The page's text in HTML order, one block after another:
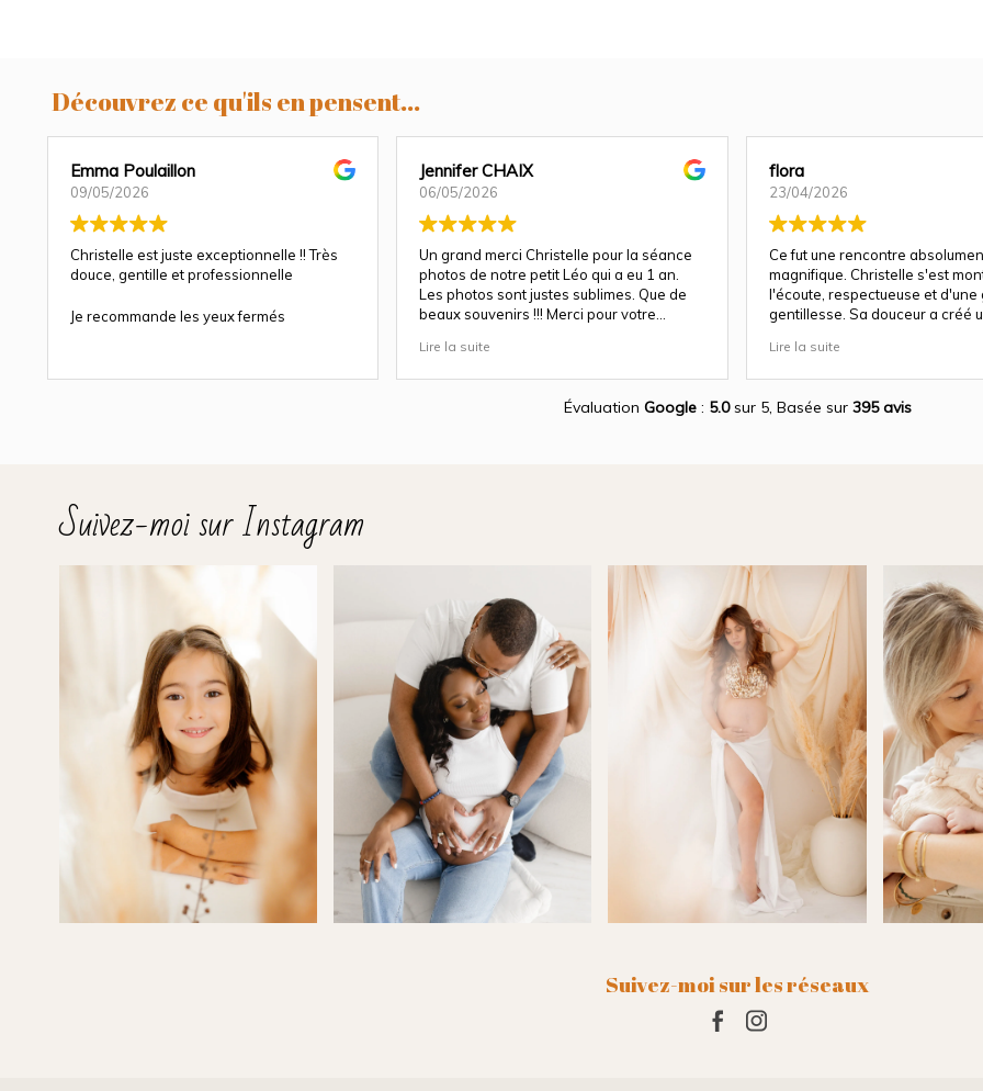
Découvrez ce qu'ils en pensent...
Emma Poulaillon
09/05/2026
Christelle est juste exceptionnelle !! Très
douce, gentille et professionnelle
Je recommande les yeux fermés
Jennifer CHAIX
06/05/2026
Un grand merci Christelle pour la séance
photos de notre petit Léo qui a eu 1 an.
Les photos sont justes sublimes. Que de
beaux souvenirs !!! Merci pour votre
Lire la suite
flora
23/04/2026
Ce fut une rencontre
magnifique. Christelle s'est
l'écoute, respectueuse et d'une
gentillesse. Sa douceur a créé
Nous avons apprécié son
expérience des plus
Lire la suite
Évaluation Google: 5.0sur 5, Basée sur 395 avis
Suivez-moi sur Instagram
Suivez-moi sur les réseaux